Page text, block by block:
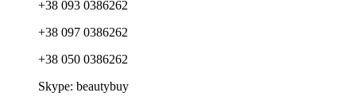
+38 093 0386262
+38 097 0386262
+38 050 0386262
Skype: beautybuy